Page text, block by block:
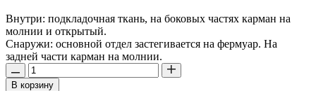
Внутри: подкладочная ткань, на боковых частях карман на
молнии и открытый.
Снаружи: основной отдел застегивается на фермуар. На
задней части карман на молнии.
В корзину